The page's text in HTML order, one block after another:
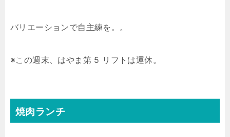
バリエーションで自主練を。。
※この週末、はやま第 5 リフトは運休。
焼肉ランチ